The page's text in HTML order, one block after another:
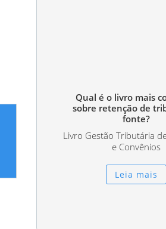
Qual é o livro mais
sobre retenção de
fonte?
Livro Gestão Tributária
e Convênios
Leia mais